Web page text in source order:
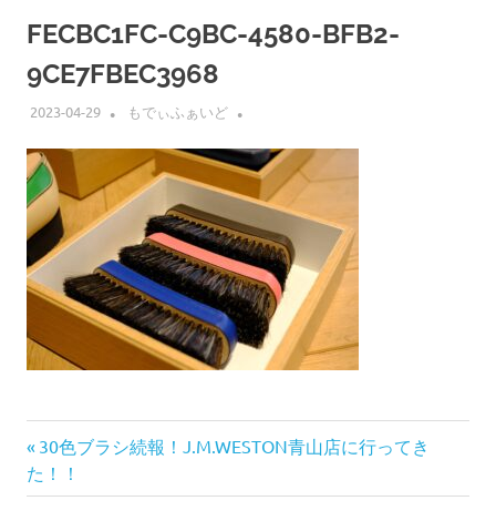
FECBC1FC-C9BC-4580-BFB2-
9CE7FBEC3968
2023-04-29 もでぃふぁいど
投
稿
前
の
記
30色ブラシ続報！J.M.WESTON青山店に行ってき
た！！